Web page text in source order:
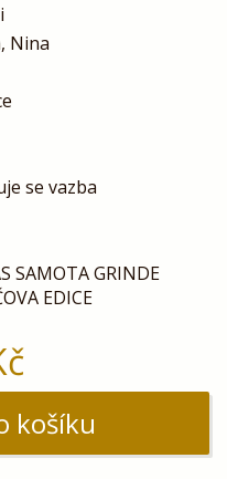
Nina
se vazba
SAMOTA GRINDE
EDICE
košíku